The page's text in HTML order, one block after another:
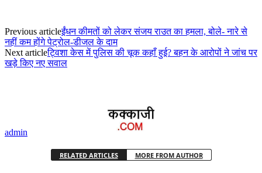
Previous articleईंधन कीमतों को लेकर संजय राउत का हमला, बोले- नारे से
नहीं कम होंगे पेट्रोल-डीजल के दाम
Next articleट्विशा केस में पुलिस की चूक कहाँ हुई? बहन के आरोपों ने जांच पर
खड़े किए नए सवाल
admin
RELATED ARTICLES MORE FROM AUTHOR